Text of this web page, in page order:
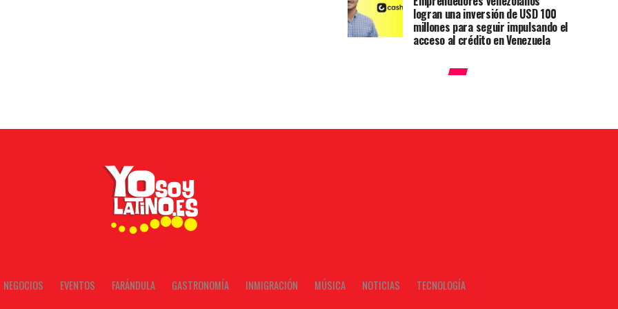
logran una inversión de USD 100
millones para seguir impulsando el
acceso al crédito en Venezuela
NEGOCIOS EVENTOS FARÁNDULA GASTRONOMÍA INMIGRACIÓN MÚSICA NOTICIAS TECNOLOGÍA